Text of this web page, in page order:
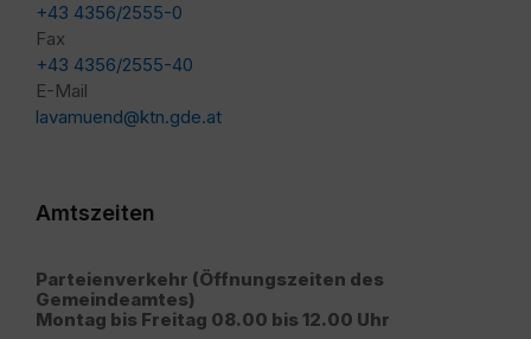
+43 4356/2555-0
Fax
+43 4356/2555-40
E-Mail
lavamuend@ktn.gde.at
Amtszeiten
Parteienverkehr (Öffnungszeiten des
Gemeindeamtes)
Montag bis Freitag 08.00 bis 12.00 Uhr